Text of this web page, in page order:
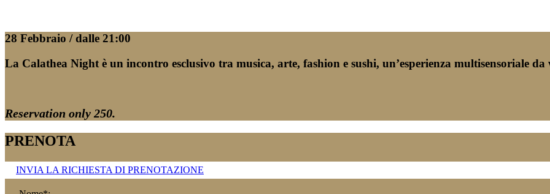
28 Febbraio /dalle 21:00
La Calathea Night è un incontro esclusivo tra musica, arte, fashion e sushi, un’esperienza multisensoriale da
Reservation only 250.
PRENOTA
INVIA LA RICHIESTA DI PRENOTAZIONE